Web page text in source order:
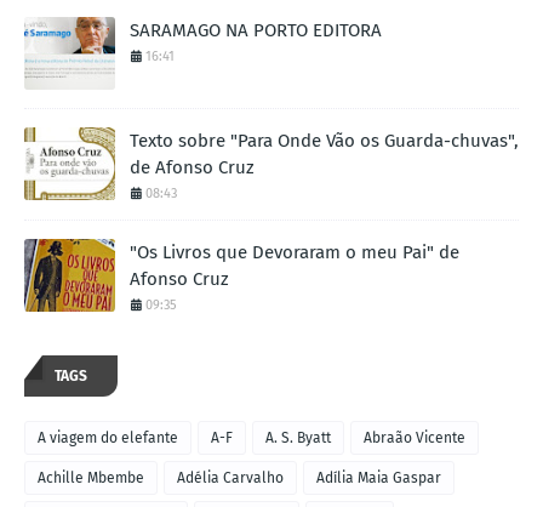
SARAMAGO NA PORTO EDITORA
16:41
Texto sobre "Para Onde Vão os Guarda-chuvas",
de Afonso Cruz
08:43
"Os Livros que Devoraram o meu Pai" de
Afonso Cruz
09:35
TAGS
A viagem do elefante A-F A. S. Byatt Abraão Vicente
Achille Mbembe Adélia Carvalho Adília Maia Gaspar